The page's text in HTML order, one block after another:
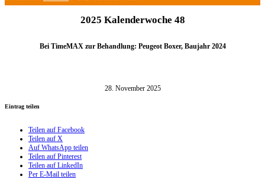
2025 Kalenderwoche 48
Bei TimeMAX zur Behandlung: Peugeot Boxer, Baujahr 2024
28. November 2025
Eintrag teilen
Teilen auf Facebook
Teilen auf X
Auf WhatsApp teilen
Teilen auf Pinterest
Teilen auf LinkedIn
Per E-Mail teilen